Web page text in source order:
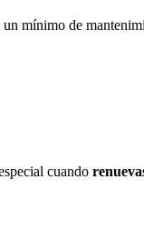
mínimo de
cuando